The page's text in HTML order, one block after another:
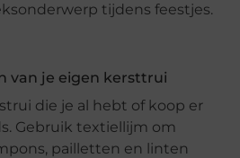
tijdens feestjes.
van je eigen kersttrui
die je al hebt of koop er
Gebruik textiellijm om
pailletten en linten